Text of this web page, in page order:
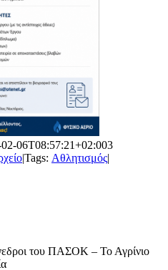
06T08:57:21+02:003
|Tags: Αθλητισμός|